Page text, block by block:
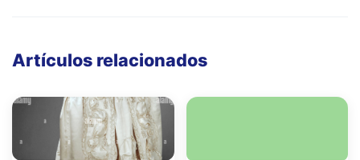
Artículos relacionados